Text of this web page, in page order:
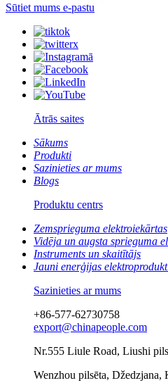
Sūtiet mums e-pastu
Ātrās saites
Sākums
Produkti
Sazinieties ar mums
Blogs
Produktu centrs
Zemsprieguma elektroiekārtas
Vidēja un augsta sprieguma
Instruments un skaitītājs
Jauni enerģijas
Sazinieties ar mums
+86-577-62730758
export@chinapeople.com
Nr.555 Liule Road, Liushi
Wenzhou pilsēta, Džedzjana,